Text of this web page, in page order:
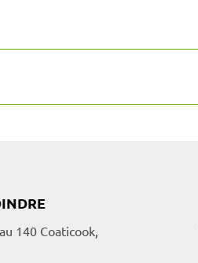
140 Coaticook,